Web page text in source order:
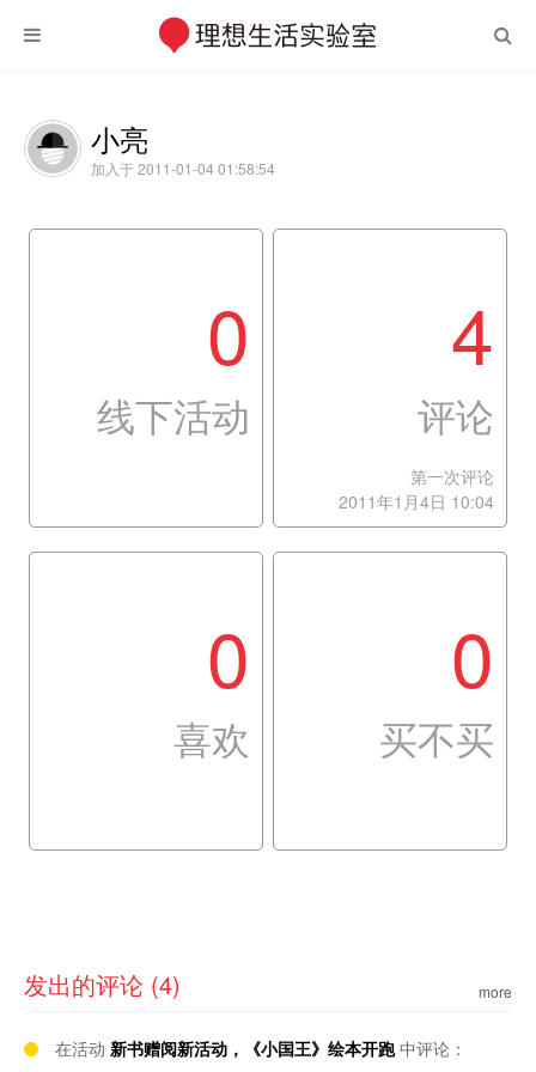
小亮
加入于 2011-01-04 01:58:54
0
线下活动
4
评论
第一次评论
2011年1月4日 10:04
0
喜欢
0
买不买
发出的评论 (4) more
在活动 新书赠阅新活动，《小国王》绘本开跑中评论：